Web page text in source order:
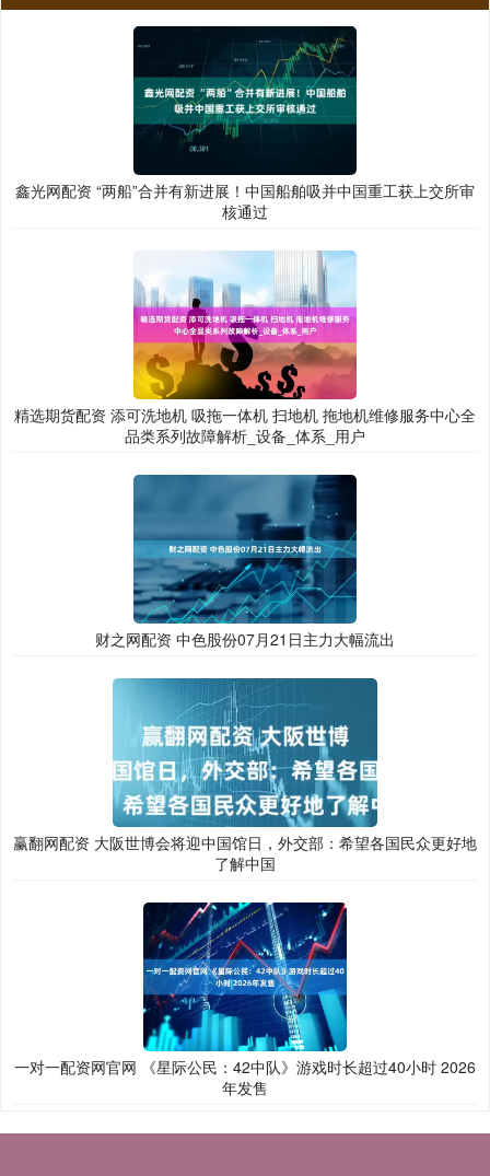
鑫光网配资 “两船”合并有新进展！中国船舶吸并中国重工获上交所审
核通过
精选期货配资 添可洗地机 吸拖一体机 扫地机 拖地机维修服务中心全
品类系列故障解析_设备_体系_用户
财之网配资 中色股份07月21日主力大幅流出
赢翻网配资 大阪世博会将迎中国馆日，外交部：希望各国民众更好地
了解中国
一对一配资网官网 《星际公民：42中队》游戏时长超过40小时 2026
年发售